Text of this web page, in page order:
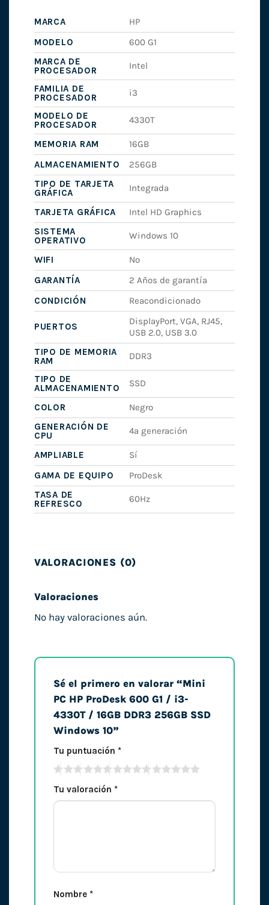
MARCA
HP
MODELO
600 G1
MARCA DE
PROCESADOR
Intel
FAMILIA DE
PROCESADOR
i3
MODELO DE
PROCESADOR
4330T
MEMORIA RAM
16GB
ALMACENAMIENTO
256GB
TIPO DE TARJETA
GRÁFICA
Integrada
TARJETA GRÁFICA
Intel HD Graphics
SISTEMA
OPERATIVO
Windows 10
WIFI
No
GARANTÍA
2 Años de garantía
CONDICIÓN
Reacondicionado
PUERTOS
DisplayPort, VGA, RJ45,
USB 2.0, USB 3.0
TIPO DE MEMORIA
RAM
DDR3
TIPO DE
ALMACENAMIENTO
SSD
COLOR
Negro
GENERACIÓN DE
CPU
4ª generación
AMPLIABLE
Sí
GAMA DE EQUIPO
ProDesk
TASA DE
REFRESCO
60Hz
VALORACIONES (0)
Valoraciones
No hay valoraciones aún.
Sé el primero en valorar “Mini
PC HP ProDesk 600 G1 / i3-
4330T / 16GB DDR3 256GB SSD
Windows 10”
Tu puntuación *
Tu valoración *
Nombre *